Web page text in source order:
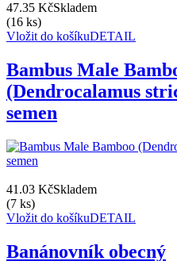
47.35 KčSkladem
(16 ks)
Vložit do košíkuDETAIL
Bambus Male
(Dendrocalamus
semen
41.03 KčSkladem
(7 ks)
Vložit do košíkuDETAIL
Banánovník obecný